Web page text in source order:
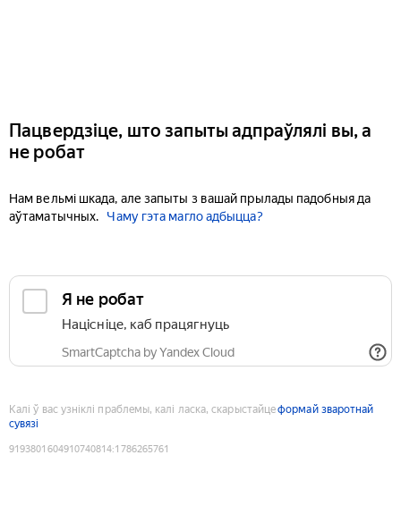
Пацвердзіце, што запыты адпраўлялі вы, а
не робат
Нам вельмі шкада, але запыты з вашай прылады падобныя да
аўтаматычных.
Чаму гэта магло адбыцца?
Я не робат
Націсніце, каб працягнуць
SmartCaptcha by Yandex Cloud
Калі ў вас узніклі праблемы, калі ласка, скарыстайцеформай зваротнай
сувязі
9193801604910740814:1786265761